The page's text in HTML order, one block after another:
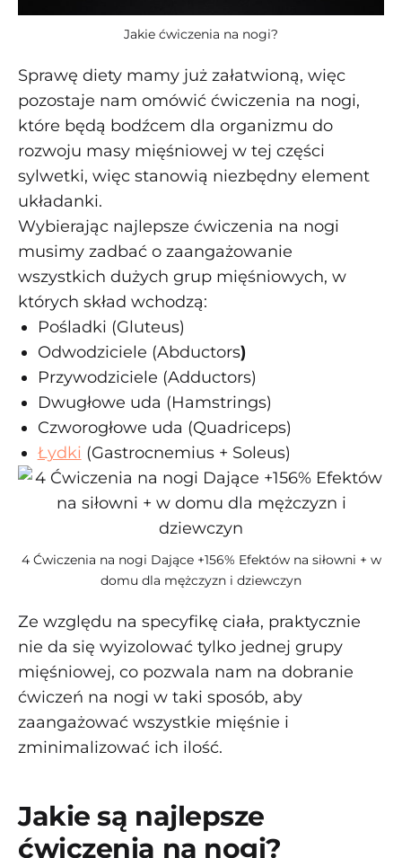
Jakie ćwiczenia na nogi?
Sprawę diety mamy już załatwioną, więc
pozostaje nam omówić ćwiczenia na nogi,
które będą bodźcem dla organizmu do
rozwoju masy mięśniowej w tej części
sylwetki, więc stanowią niezbędny element
układanki.
Wybierając najlepsze ćwiczenia na nogi
musimy zadbać o zaangażowanie
wszystkich dużych grup mięśniowych, w
których skład wchodzą:
Pośladki (Gluteus)
Odwodziciele (Abductors)
Przywodziciele (Adductors)
Dwugłowe uda (Hamstrings)
Czworogłowe uda (Quadriceps)
Łydki (Gastrocnemius + Soleus)
4 Ćwiczenia na nogi Dające +156% Efektów na siłowni + w
domu dla mężczyzn i dziewczyn
Ze względu na specyfikę ciała, praktycznie
nie da się wyizolować tylko jednej grupy
mięśniowej, co pozwala nam na dobranie
ćwiczeń na nogi w taki sposób, aby
zaangażować wszystkie mięśnie i
zminimalizować ich ilość.
Jakie są najlepsze
ćwiczenia na nogi?